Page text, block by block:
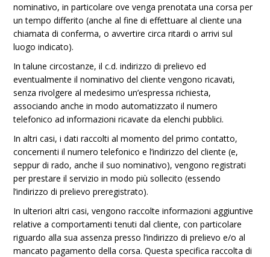
nominativo, in particolare ove venga prenotata una corsa per
un tempo differito (anche al fine di effettuare al cliente una
chiamata di conferma, o avvertire circa ritardi o arrivi sul
luogo indicato).
In talune circostanze, il c.d. indirizzo di prelievo ed
eventualmente il nominativo del cliente vengono ricavati,
senza rivolgere al medesimo un’espressa richiesta,
associando anche in modo automatizzato il numero
telefonico ad informazioni ricavate da elenchi pubblici.
In altri casi, i dati raccolti al momento del primo contatto,
concernenti il numero telefonico e l’indirizzo del cliente (e,
seppur di rado, anche il suo nominativo), vengono registrati
per prestare il servizio in modo più sollecito (essendo
l’indirizzo di prelievo preregistrato).
In ulteriori altri casi, vengono raccolte informazioni aggiuntive
relative a comportamenti tenuti dal cliente, con particolare
riguardo alla sua assenza presso l’indirizzo di prelievo e/o al
mancato pagamento della corsa. Questa specifica raccolta di